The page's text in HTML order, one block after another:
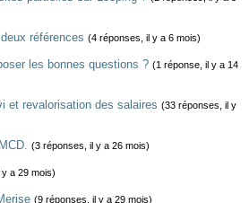
références (4 réponses, il y a 6 mois)
les bonnes questions ? (1 réponse, il y a 14
et revalorisation des salaires (33 réponses, il y
(3 réponses, il y a 26 mois)
a 29 mois)
(9 réponses, il y a 29 mois)